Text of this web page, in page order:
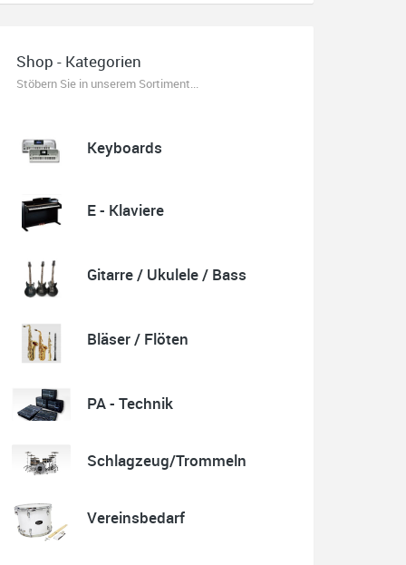
Habe mir heute eine E-Gitarre und einen Amp gekauft.
Erstklassige Beratung vom Chef. Hier fühlt man sich
aufgehoben. Finger weg vom Internet. Kauft beim
Fachmann zu guten Konditionen. Es zahlt sich aus.
Quelle: Google-Rezension
Korrespondenz, Kommunikation und Verkauf top.
Abholung der Ware reibungslos.
Sehr zu empfehlen....
auch nah!
Shop - Kategorien
Stöbern Sie in unserem Sortiment...
Keyboards
E - Klaviere
Gitarre / Ukulele / Bass
Bläser / Flöten
PA - Technik
Schlagzeug/Trommeln
Vereinsbedarf